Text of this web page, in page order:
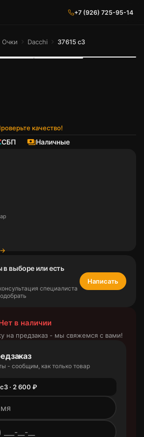
+7 (926) 725-95-14
Очки chevron_right Dacchi chevron_right 37615 с3
качество!
СБП paymentsНаличные
→
в выборе или есть
специалиста
Написать
в наличии
на предзаказ - мы свяжемся с вами!
- сообщим, как только товар
· 2 600 ₽